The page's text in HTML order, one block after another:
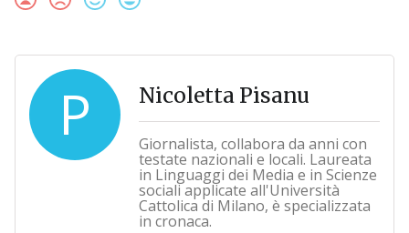
P Nicoletta Pisanu
Giornalista, collabora da anni con
testate nazionali e locali. Laureata
in Linguaggi dei Media e in Scienze
sociali applicate all'Università
Cattolica di Milano, è specializzata
in cronaca.